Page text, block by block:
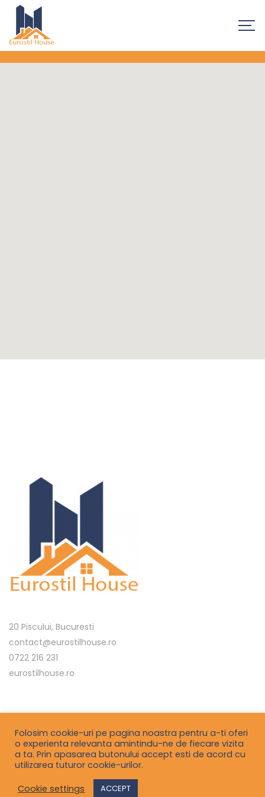
20 Piscului, Bucuresti
contact@eurostilhouse.ro
0722 216 231
eurostilhouse.ro
Politica de confidentialitate
Contact
©2021smartblackberry.coma project by
Folosim cookie-uri pe pagina noastra pentru a-ti oferi
o experienta relevanta amintindu-ne de fiecare vizita
a ta. Prin apasarea butonului accept esti de acord cu
utilizarea tuturor cookie-urilor.
Cookie settings
ACCEPT